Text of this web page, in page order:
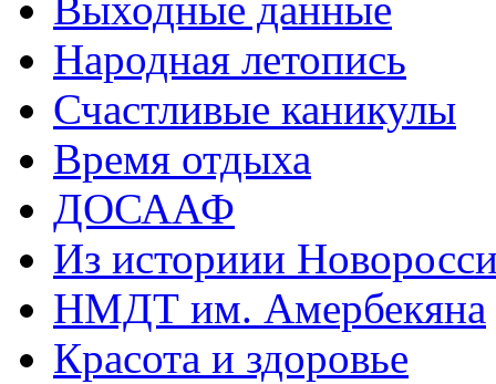
Выходные данные
Народная летопись
Счастливые каникулы
Время отдыха
ДОСААФ
Из историии
НМДТ им. Амербекяна
Красота и здоровье